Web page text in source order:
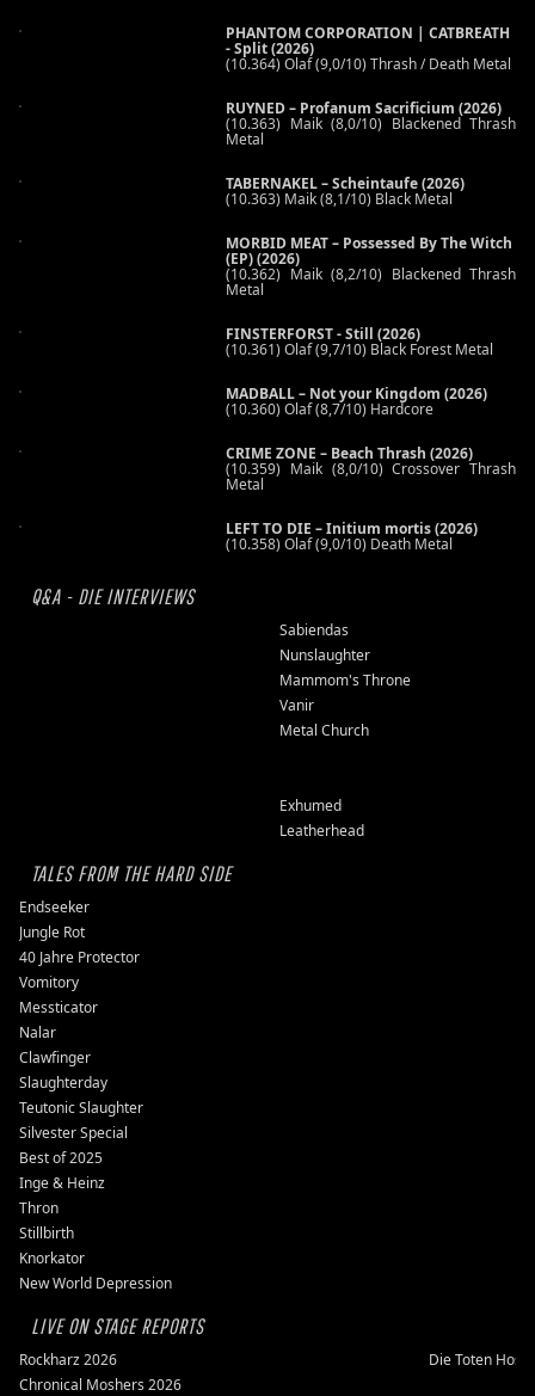
PHANTOM CORPORATION | CATBREATH
- Split (2026)
(10.364) Olaf (9,0/10) Thrash / Death Metal
RUYNED – Profanum Sacrificium (2026)
(10.363) Maik (8,0/10) Blackened Thrash
Metal
TABERNAKEL – Scheintaufe (2026)
(10.363) Maik (8,1/10) Black Metal
MORBID MEAT – Possessed By The Witch
(EP) (2026)
(10.362) Maik (8,2/10) Blackened Thrash
Metal
FINSTERFORST - Still (2026)
(10.361) Olaf (9,7/10) Black Forest Metal
MADBALL – Not your Kingdom (2026)
(10.360) Olaf (8,7/10) Hardcore
CRIME ZONE – Beach Thrash (2026)
(10.359) Maik (8,0/10) Crossover Thrash
Metal
LEFT TO DIE – Initium mortis (2026)
(10.358) Olaf (9,0/10) Death Metal
Q&A - DIE INTERVIEWS
Sabiendas
Nunslaughter
Mammom's Throne
Vanir
Metal Church
Exhumed
Leatherhead
TALES FROM THE HARD SIDE
Endseeker
Jungle Rot
40 Jahre Protector
Vomitory
Messticator
Nalar
Clawfinger
Slaughterday
Teutonic Slaughter
Silvester Special
Best of 2025
Inge & Heinz
Thron
Stillbirth
Knorkator
New World Depression
LIVE ON STAGE REPORTS
Rockharz 2026
Die Toten
Chronical Moshers 2026